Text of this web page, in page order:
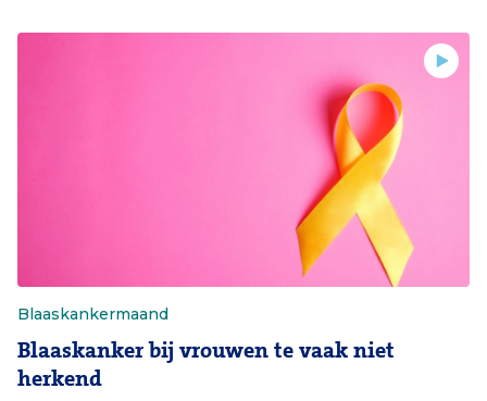
Blaaskankermaand
Blaaskanker bij vrouwen te vaak niet
herkend